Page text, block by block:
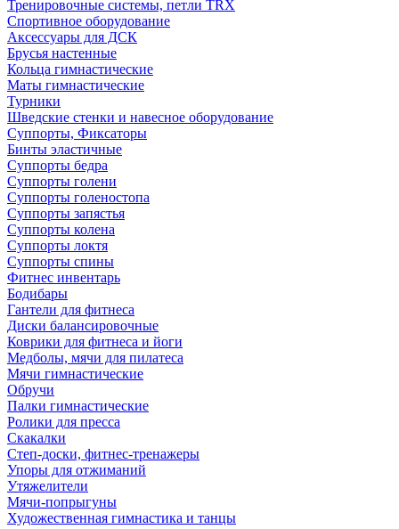
Тренировочные системы, петли TRX
Спортивное оборудование
Аксессуары для ДСК
Брусья настенные
Кольца гимнастические
Маты гимнастические
Турники
Шведские стенки и навесное оборудование
Суппорты, Фиксаторы
Бинты эластичные
Суппорты бедра
Суппорты голени
Суппорты голеностопа
Суппорты запястья
Суппорты колена
Суппорты локтя
Суппорты спины
Фитнес инвентарь
Бодибары
Гантели для фитнеса
Диски балансировочные
Коврики для фитнеса и йоги
Медболы, мячи для пилатеса
Мячи гимнастические
Обручи
Палки гимнастические
Ролики для пресса
Скакалки
Степ-доски, фитнес-тренажеры
Упоры для отжиманий
Утяжелители
Мячи-попрыгуны
Художественная гимнастика и танцы